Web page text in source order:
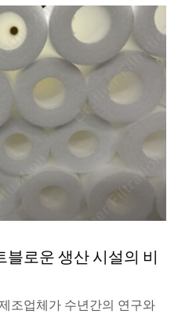
블로운 생산 시설의 비
조업체가 수년간의 연구와